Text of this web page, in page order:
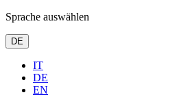
Sprache auswählen
DE
IT
DE
EN